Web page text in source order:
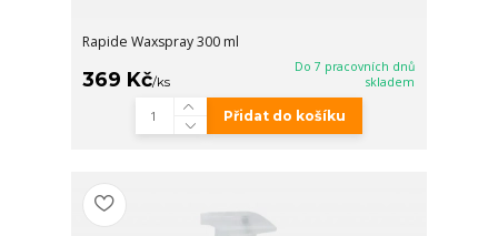
Rapide Waxspray 300 ml
369 Kč/ks
Do 7 pracovních dnů
skladem
Přidat do košíku